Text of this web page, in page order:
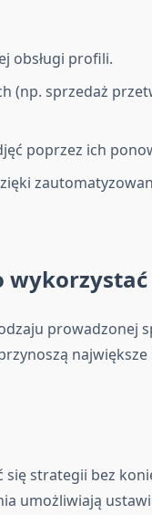
obsługi profili.
(np. sprzedaż
poprzez ich
wykorzystać
prowadzonej
największe
strategii bez
umożliwiają